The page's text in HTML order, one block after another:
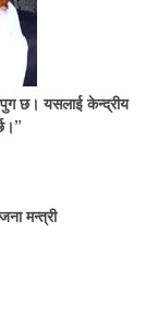
छ। यसलाई केन्द्रीय
मन्त्री